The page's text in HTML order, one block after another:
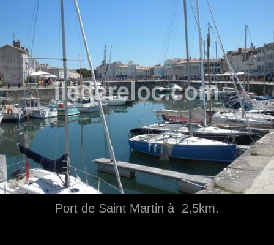
Port de Saint Martin à 2,5km.